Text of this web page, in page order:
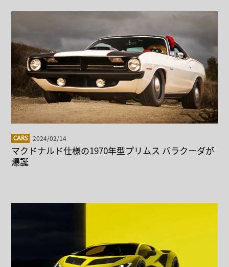
CARS 2024/02/14
マクドナルド仕様の1970年型プリムス バラクーダが
爆誕